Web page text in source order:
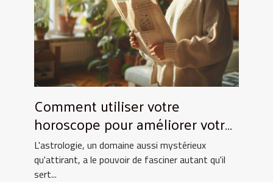
Comment utiliser votre
horoscope pour améliorer votre
quotidien
L'astrologie, un domaine aussi mystérieux
qu'attirant, a le pouvoir de fasciner autant qu'il
sert...